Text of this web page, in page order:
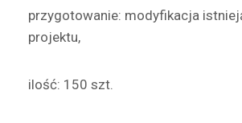
przygotowanie: modyfikacja
projektu,
ilość: 150 szt.